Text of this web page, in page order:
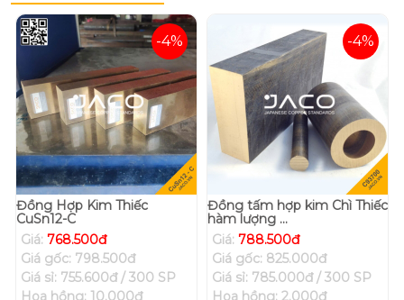
-4%
Đồng Hợp Kim Thiếc
CuSn12-C
Giá: 768.500đ
Giá gốc: 798.500đ
Giá sỉ: 755.600đ / 300 SP
Hoa hồng: 10.000đ
-4%
Đồng tấm hợp kim Chì Thiếc
hàm lượng ...
Giá: 788.500đ
Giá gốc: 825.000đ
Giá sỉ: 785.000đ / 300 SP
Hoa hồng: 2.000đ